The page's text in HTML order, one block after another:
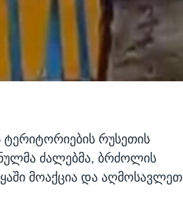
ტერიტორიების რუსეთის
ძალებმა, ბრძოლის
მოაქცია და აღმოსავლეთ